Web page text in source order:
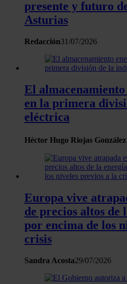
consentimiento en cualquier
de cookies.
Las cookies de este sitio web
el contenido y los anuncios,
sociales y analizar el tráfico.
nuestros partners de redes
web, quienes pueden
que les haya proporcionado o
presente y futuro
Asturias
Redacción31/07/2026
El
en la primera
eléctrica
Héctor Hugo Riojas González
Europa vive
de precios altos de
por encima de los
crisis
Sandra Acosta29/07/2026